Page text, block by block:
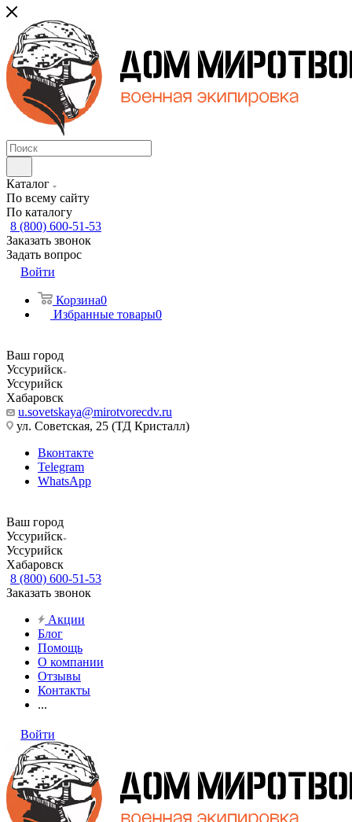
Каталог
По всему сайту
По каталогу
8 (800) 600-51-53
Заказать звонок
Задать вопрос
Войти
Корзина0
Избранные товары0
Ваш город
Уссурийск
Уссурийск
Хабаровск
u.sovetskaya@mirotvorecdv.ru
ул. Советская, 25 (ТД Кристалл)
Вконтакте
Telegram
WhatsApp
Ваш город
Уссурийск
Уссурийск
Хабаровск
8 (800) 600-51-53
Заказать звонок
Акции
Блог
Помощь
О компании
Отзывы
Контакты
...
Войти